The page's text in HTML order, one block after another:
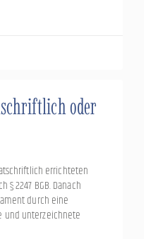
oder
errichteten
2247 BGB. Danach
durch eine
und unterzeichnete